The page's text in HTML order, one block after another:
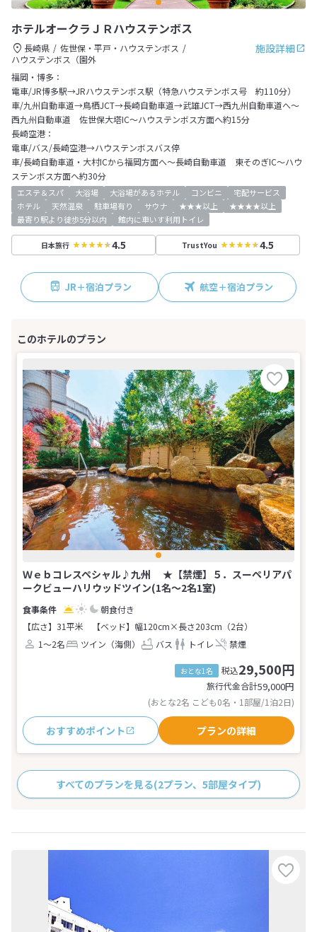
ホテルオークラＪＲハウステンボス
施設詳細
長崎県
佐世保・平戸・ハウステンボス
ハウステンボス（園外
福岡・博多：
電車/JR博多駅→JRハウステンボス駅（特急ハウステンボス号 約110分）
車/九州自動車道→鳥栖JCT→長崎自動車道→武雄JCT→西九州自動車道へ～
西九州自動車道 佐世保大塔IC～ハウステンボス方面へ約15分
長崎空港：
電車/バス/長崎空港→ハウステンボスバス停
車/長崎自動車道・大村ICから福岡方面へ～長崎自動車道 東そのぎIC～ハウ
ステンボス方面へ約30分
エステ＆スパ 大浴場 大浴場があるホテル コンビニ
宅配サービス
ホテル
天然温泉 駐車場有り サウナ ★★★以上
★★★★以上
最寄り駅より徒歩5分以内
館内に車いす利用トイレ
日本旅行 4.5 TrustYou 4.5
JR＋宿泊プラン 航空＋宿泊プラン
Ｗｅｂコレスペシャル♪九州 ★【禁煙】５．スーペリアパ
ークビューハリウッドツイン(1名～2名1室)
朝食付き
【広さ】31平米
【ベッド】幅120cm×長さ203cm（2台）
1～2名
ツイン（海側） バス トイレ 禁煙
おとな1名 税込29,500円
旅行代金合計59,000円
(おとな2名 こども0名・1部屋/1泊2日)
おすすめポイント プランの詳細
すべてのプランを見る(2プラン、5部屋タイプ)